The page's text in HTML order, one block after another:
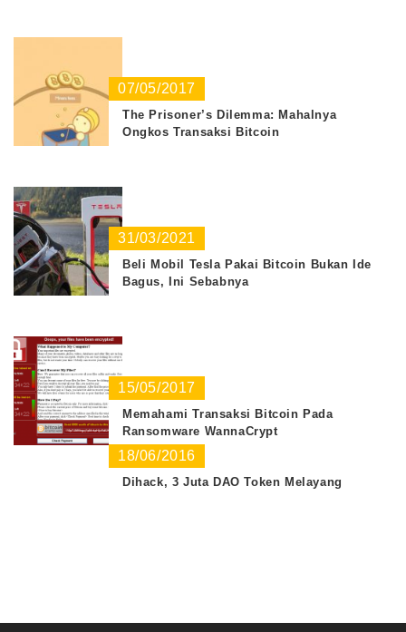
07/05/2017
The Prisoner’s Dilemma: Mahalnya
Ongkos Transaksi Bitcoin
31/03/2021
Beli Mobil Tesla Pakai Bitcoin Bukan Ide
Bagus, Ini Sebabnya
15/05/2017
Memahami Transaksi Bitcoin Pada
Ransomware WannaCrypt
18/06/2016
Dihack, 3 Juta DAO Token Melayang